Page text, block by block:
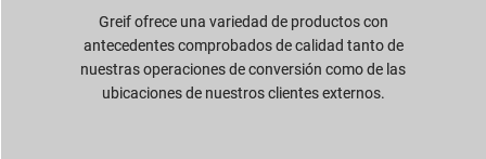
Greif ofrece una variedad de productos con
antecedentes comprobados de calidad tanto de
nuestras operaciones de conversión como de las
ubicaciones de nuestros clientes externos.